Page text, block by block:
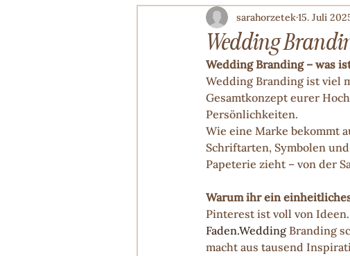
Wedding
sarahorzetek15. Juli
Wedding Branding – was
Wedding Branding ist viel
Gesamtkonzept eurer
Persönlichkeiten.
Wie eine Marke bekommt
Schriftarten, Symbolen
Papeterie zieht – von der
Warum ihr ein
Pinterest ist voll von
Faden.Wedding Branding
macht aus tausend